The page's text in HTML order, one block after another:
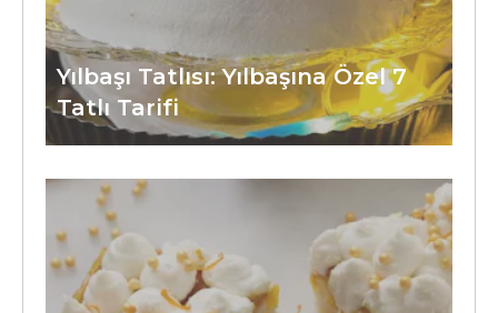
Yılbaşı Tatlısı: Yılbaşına Özel 7
Tatlı Tarifi